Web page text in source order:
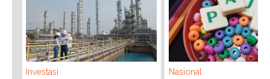
Investasi
Nasional